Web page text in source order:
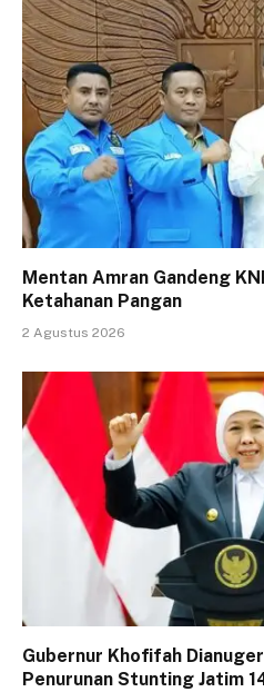
Mentan Amran Gandeng
Ketahanan Pangan
2 Agustus 2026
Gubernur Khofifah
Penurunan Stunting Jatim